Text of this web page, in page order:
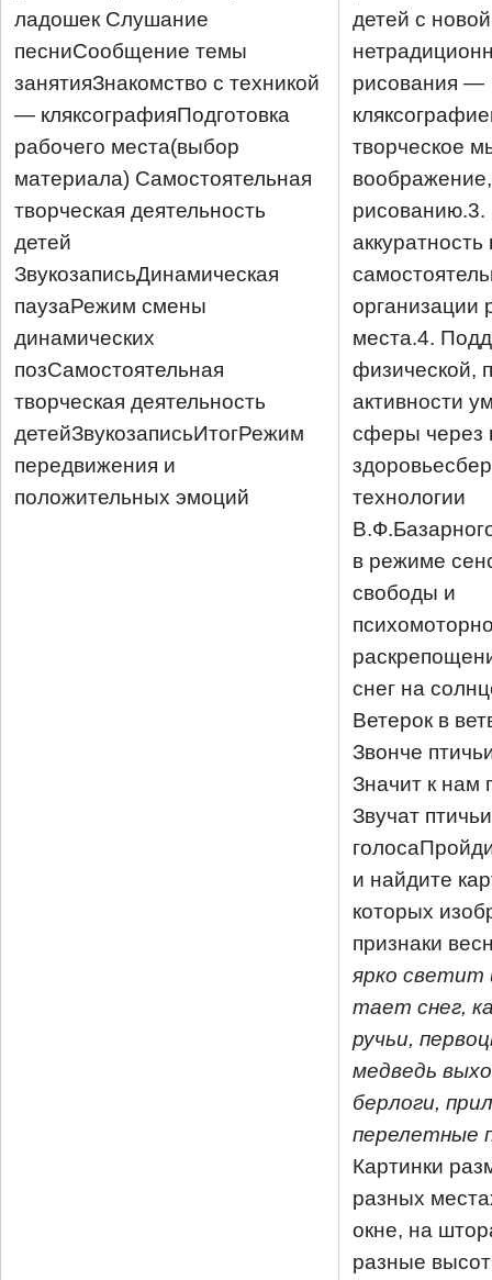
ладошек Слушание
песниСообщение темы
занятияЗнакомство с техникой
— кляксографияПодготовка
рабочего места(выбор
материала) Самостоятельная
творческая деятельность
детей
ЗвукозаписьДинамическая
паузаРежим смены
динамических
позСамостоятельная
творческая деятельность
детейЗвукозаписьИтогРежим
передвижения и
положительных эмоций
детей с новой
рисования —
творческое
рисованию.3.
организации
места.4.
физической,
активности
сферы через
технологии
в режиме
свободы и
снег на
Ветерок в
Звонче
Значит к
Звучат птичьи
и найдите
которых
признаки
ярко светит
тает снег,
ручьи,
медведь
берлоги,
перелетные
Картинки
разных
окне, на
разные